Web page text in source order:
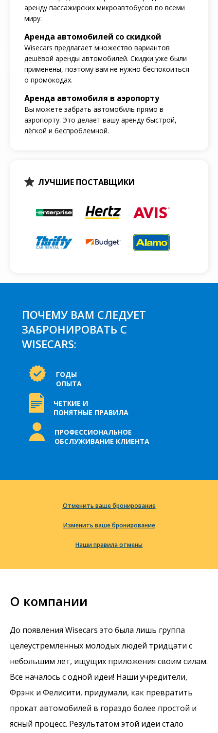
аренду пассажирских микроавтобусов по всеми
миру.
Аренда автомобилей со скидкой
Wisecars предлагает множество вариантов
дешёвой аренды автомобилей. Скидки уже были
применены, поэтому вам не нужно беспокоиться
о промокодах.
Аренда автомобиля в аэропорту
Вы можете забрать автомобиль прямо в
аэропорту. Это делает вашу аренду быстрой,
лёгкой и беспроблемной.
ЛУЧШИЕ ПОСТАВЩИКИ
ПОЧЕМУ ВАМ СЛЕДУЕТ
ЗАБРОНИРОВАТЬ С
WISECARS:
ГОДЫ
ОПЫТА
ЧЕТКИЕ И
ПОНЯТНЫЕ ПРАВИЛА
ПРОФЕССИОНАЛЬНОЕ
ОБСЛУЖИВАНИЕ КЛИЕНТА
Отменить ваше бронирование
Изменить ваше бронирование
Наши правила отмены
О компании
До появления Wisecars это была лишь группа
целеустремленных молодых людей тридцати с
небольшим лет, ищущих приложения своим силам.
Все началось с одной идеи! Наши учредители,
Фрэнк и Фелисити, придумали, как превратить
прокат автомобилей в гораздо более простой и
ясный процесс. Результатом этой идеи стало